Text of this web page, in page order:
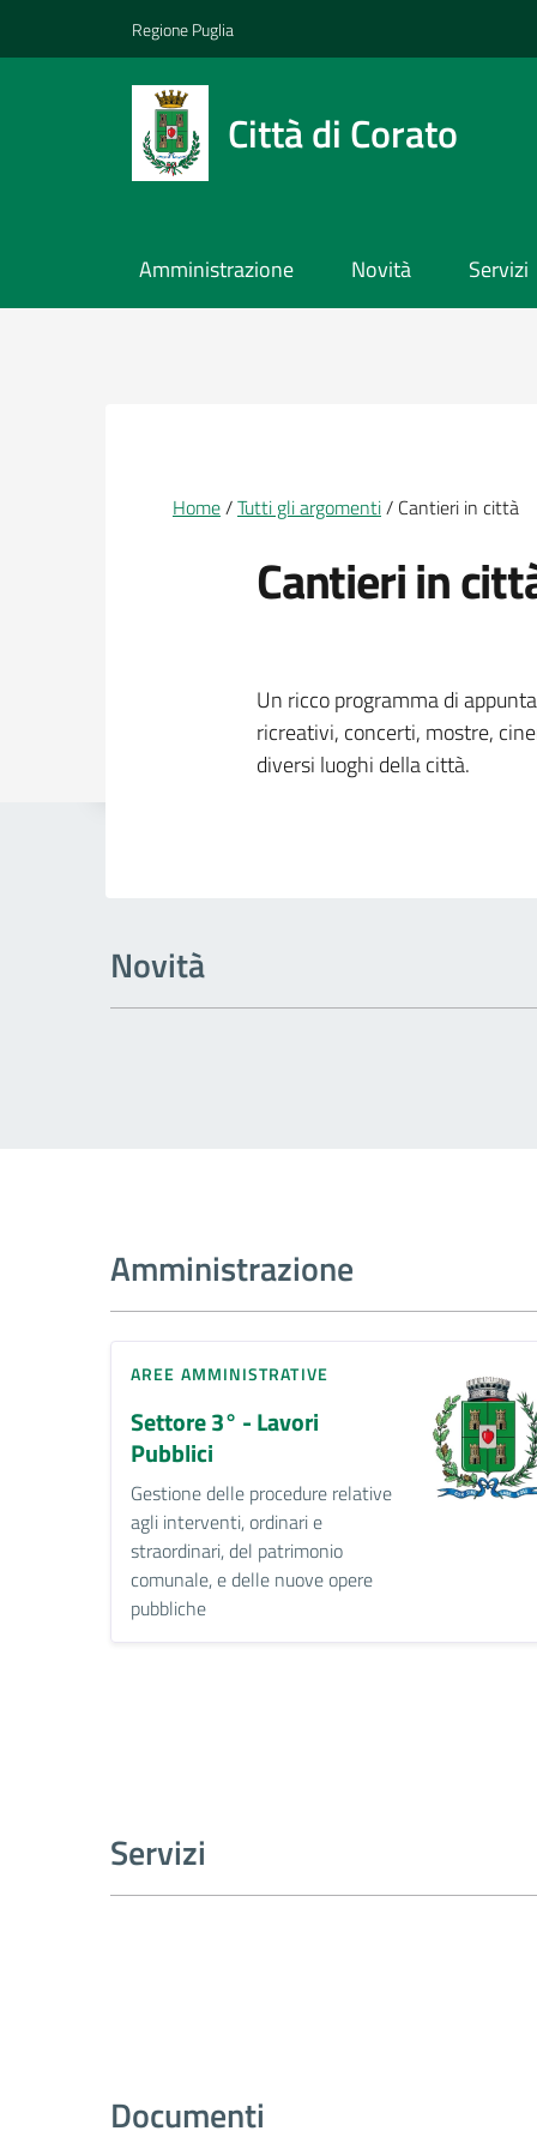
Regione Puglia
Città di Corato
Amministrazione Novità Servizi
Briciole di pane
Home Tutti gli argomenti Cantieri in città
Cantieri in
Un ricco programma di
ricreativi, concerti, mostre,
diversi luoghi della città.
Novità
Amministrazione
AREE AMMINISTRATIVE
Settore 3° - Lavori
Pubblici
Gestione delle procedure relative
agli interventi, ordinari e
straordinari, del patrimonio
comunale, e delle nuove opere
pubbliche
Servizi
Documenti